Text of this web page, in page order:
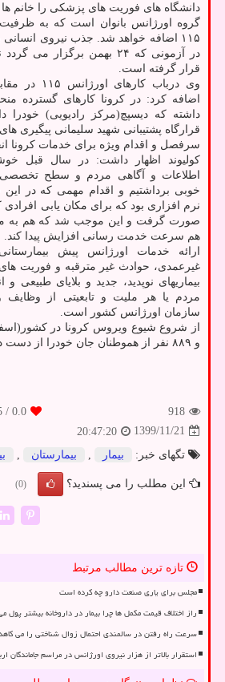
دانشگاه های فوریت های پزشکی را خانم
گروه اورژانس بانوان است که به
در آزمونی که ۲۴ بهمن برگزار
قرار گرفته است.
وی درباب
اضافه کرد: در کرونا کارهای گسترده
داشته که دیسپچ(مرکز رادیویی) خودرا
سرفصل و اقدام ویژه برای خدمات کرونا
کولیوند اظهار داشت: در سال قبل
اطلاعات و آگاهی مردم و سطح تخصصی
خوبی برداشتیم و اقدام مهمی که در
نرم افزاری بود که برای مکان یابی
صورت گرفت و این موجب شد که هم به
هم سرعت خدمت رسانی افزایش پیدا کند.
ارائه خدمات اورژانس پیش
غیرعمدی، حوادث غیر مترقبه و فوریت
بیماریهای نوپدید، جدید و بلایای طبیعی
مردم یا هر ملیت و تابعیتی از
سازمان اورژانس کشور است.
و ۸۸۹ نفر از هموطنان جان خودرا از دست داده اند.
918
0.0
/ 5
1399/11/21
20:47:20
تگهای خبر:
بیمار بیمارستان
این مطلب را می پسندید؟ (0)
تازه ترین مطالب مرتبط
مجلس برای یاری صنعت دارو چه کرده است
راز اختلاف قیمت مکمل ها چرا بیمار در داروخانه بیشتر پول
سرعت راه رفتن در سالمندی احتمال زوال شناختی را می
استقرار بالاتر از هزار نیروی اورژانس در مراسم جاماندگان